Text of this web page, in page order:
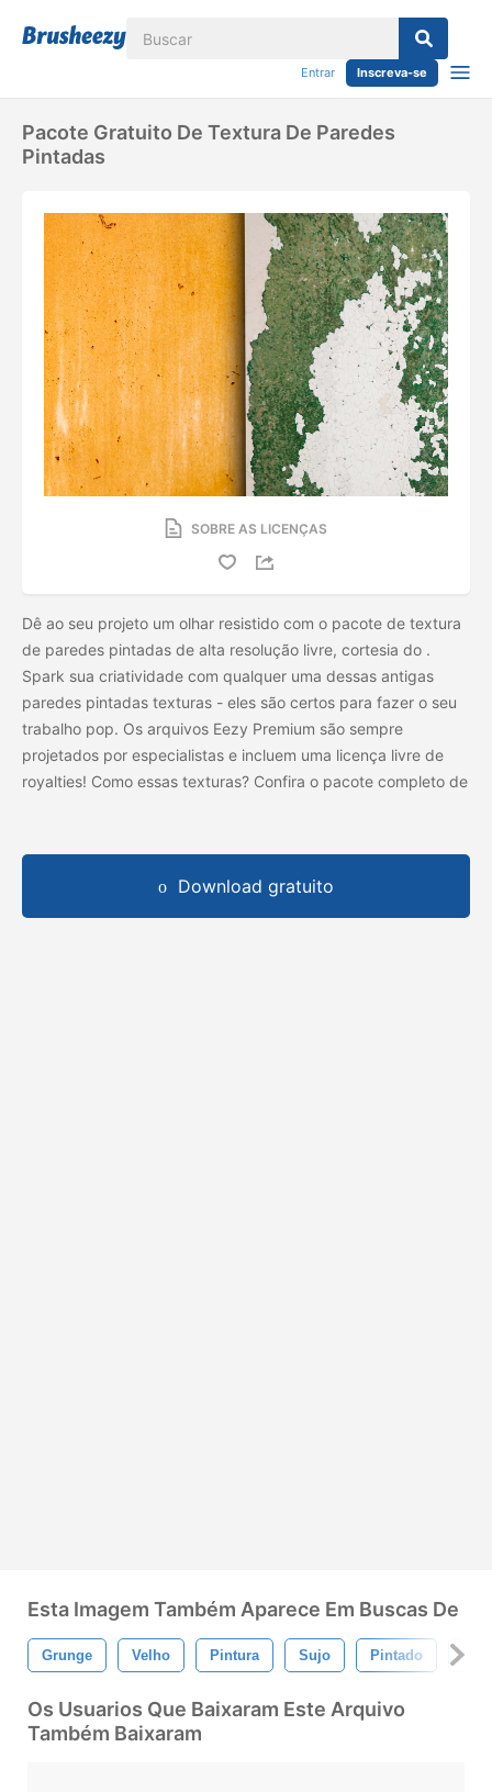
Entrar Inscreva-se
Pacote Gratuito De Textura De Paredes
Pintadas
SOBRE AS LICENÇAS
Dê ao seu projeto um olhar resistido com o pacote de textura
de paredes pintadas de alta resolução livre, cortesia do .
Spark sua criatividade com qualquer uma dessas antigas
paredes pintadas texturas - eles são certos para fazer o seu
trabalho pop. Os arquivos Eezy Premium são sempre
projetados por especialistas e incluem uma licença livre de
royalties! Como essas texturas? Confira o pacote completo de
Download gratuito
Esta Imagem Também Aparece Em Buscas De
Grunge Velho Pintura Sujo Pintado
Os Usuarios Que Baixaram Este Arquivo
Também Baixaram